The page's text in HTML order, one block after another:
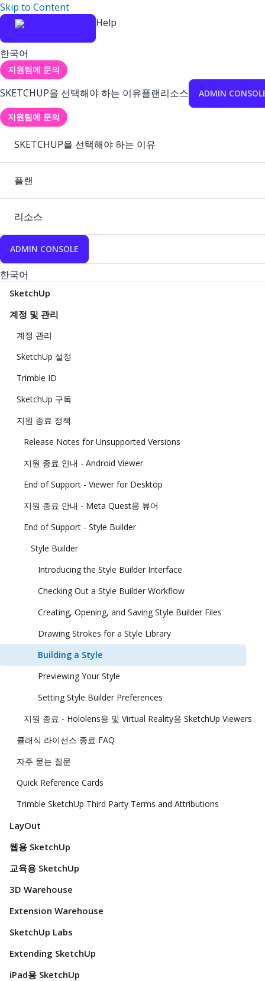
Skip to Content
Help
한국어
지원팀에 문의
SKETCHUP을 선택해야 하는 이유플랜리소스 ADMIN
지원팀에 문의
SKETCHUP을 선택해야 하는 이유
플랜
리소스
ADMIN CONSOLE
한국어
SketchUp
계정 및 관리
계정 관리
SketchUp 설정
Trimble ID
SketchUp 구독
지원 종료 정책
Release Notes for Unsupported Versions
지원 종료 안내 - Android Viewer
End of Support - Viewer for Desktop
지원 종료 안내 - Meta Quest용 뷰어
End of Support - Style Builder
Style Builder
Introducing the Style Builder Interface
Checking Out a Style Builder Workflow
Creating, Opening, and Saving Style Builder Files
Drawing Strokes for a Style Library
Building a Style
Previewing Your Style
Setting Style Builder Preferences
지원 종료 - Hololens용 및 Virtual Reality용 SketchUp Viewers
클래식 라이선스 종료 FAQ
자주 묻는 질문
Quick Reference Cards
Trimble SketchUp Third Party Terms and Attributions
LayOut
웹용 SketchUp
교육용 SketchUp
3D Warehouse
Extension Warehouse
SketchUp Labs
Extending SketchUp
iPad용 SketchUp